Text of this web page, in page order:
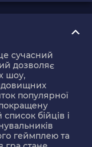
сучасний
дозволяє
шоу,
популярної
бійців і
геймплею та